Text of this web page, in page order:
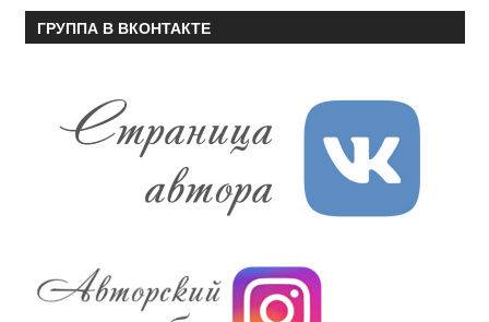
ГРУППА В ВКОНТАКТЕ